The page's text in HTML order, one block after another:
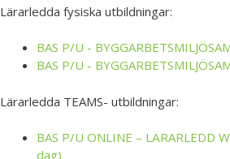
Lärarledda fysiska utbildningar:
BAS P/U -
BAS P/U -
Lärarledda TEAMS- utbildningar:
BAS P/U ONLINE – LÄRARLEDD
dag)